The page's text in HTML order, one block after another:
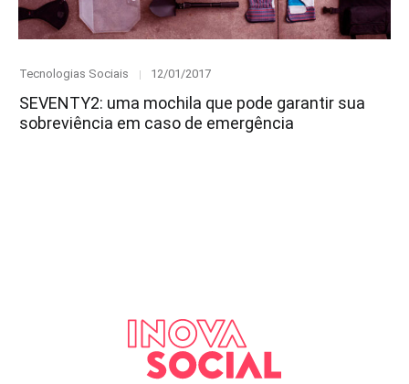
Category
Tecnologias Sociais
Posted
12/01/2017
SEVENTY2: uma mochila que pode garantir sua
sobreviência em caso de emergência